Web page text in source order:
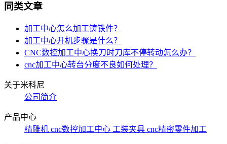
同类文章
加工中心怎么加工铸铁件？
加工中心开机步骤是什么？
CNC数控加工中心换刀时刀库不停转动怎么办？
cnc加工中心转台分度不良如何处理？
关于米科尼
公司简介
产品中心
精雕机 cnc数控加工中心 工装夹具 cnc精密零件加工